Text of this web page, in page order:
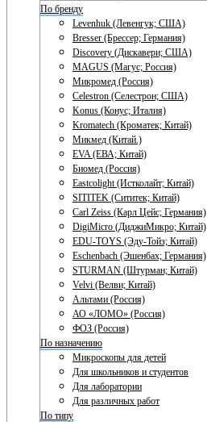
По бренду
Levenhuk (Левенгук; США)
Bresser (Брессер; Германия)
Discovery (Дискавери; США)
MAGUS (Магус; Россия)
Микромед (Россия)
Celestron (Селестрон; США)
Konus (Конус; Италия)
Kromatech (Кроматек; Китай)
Микмед (Китай.)
EVA (ЕВА; Китай)
Биомед (Россия)
Eastcolight (Истколайт; Китай)
SITITEK (Сититек; Китай)
Carl Zeiss (Карл Цейс; Германия)
DigiMicro (ДиджиМикро; Китай)
EDU-TOYS (Эду-Тойз; Китай)
Eschenbach (Эшенбах; Германия)
STURMAN (Штурман; Китай)
Velvi (Велви; Китай)
Альтами (Россия)
АО «ЛОМО» (Россия)
ФОЗ (Россия)
По назначению
Микроскопы для детей
Для школьников и студентов
Для лаборатории
Для различных работ
По типу